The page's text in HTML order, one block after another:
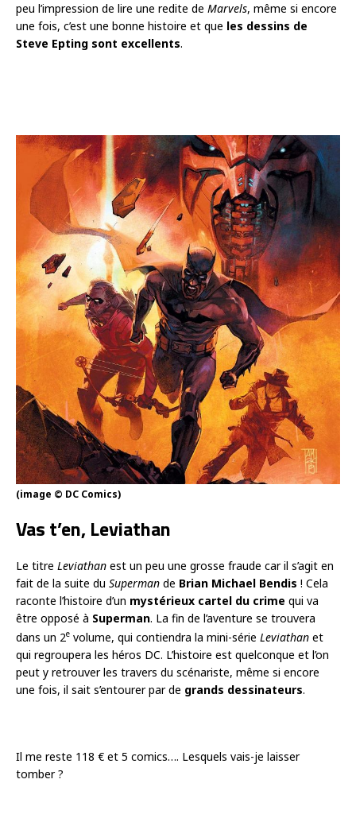
peu l’impression de lire une redite de Marvels, même si encore
une fois, c’est une bonne histoire et que les dessins de
Steve Epting sont excellents.
(image © DC Comics)
Vas t’en, Leviathan
Le titre Leviathan est un peu une grosse fraude car il s’agit en
fait de la suite du Superman de Brian Michael Bendis ! Cela
raconte l’histoire d’un mystérieux cartel du crime qui va
être opposé à Superman. La fin de l’aventure se trouvera
dans un 2e volume, qui contiendra la mini-série Leviathan et
qui regroupera les héros DC. L’histoire est quelconque et l’on
peut y retrouver les travers du scénariste, même si encore
une fois, il sait s’entourer par de grands dessinateurs.
Il me reste 118 € et 5 comics…. Lesquels vais-je laisser
tomber ?